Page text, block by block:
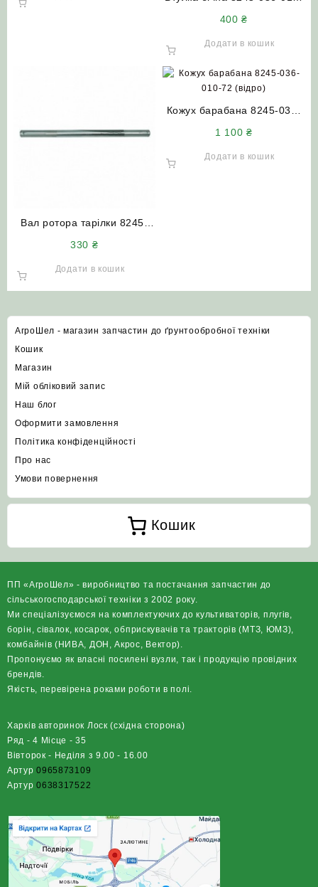
400₴
Додати в кошик
Вал ротора тарілки 8245-
330 ₴
Додати в кошик
Кожух барабана 8245-036-
WIRAX Польща
1 100₴
Додати в кошик
АгроШел - магазин запчастин до ґрунтообробної техніки
Кошик
Магазин
Мій обліковий запис
Наш блог
Оформити замовлення
Політика конфіденційності
Про нас
Умови повернення
Кошик
ПП «АгроШел» - виробництво та постачання запчастин до
сільськогосподарської техніки з 2002 року.
Ми спеціалізуємося на комплектуючих до культиваторів, плугів,
борін, сівалок, косарок, обприскувачів та тракторів (МТЗ, ЮМЗ),
комбайнів (НИВА, ДОН, Акрос, Вектор).
Пропонуємо як власні посилені вузли, так і продукцію провідних
брендів.
Якість, перевірена роками роботи в полі.
Харків авторинок Лоск (східна сторона)
Ряд - 4 Місце - 35
Вівторок - Неділя з 9.00 - 16.00
Артур0965873109
Артур0638317522